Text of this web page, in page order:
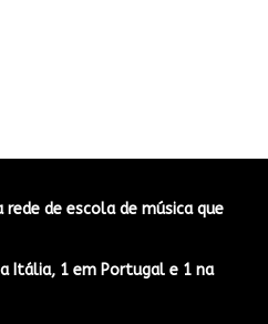
de escola de música que
Itália, 1 em Portugal e 1 na